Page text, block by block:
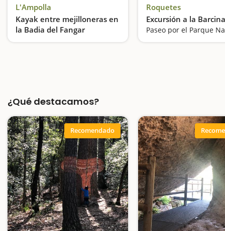
L'Ampolla
Kayak entre mejilloneras en
la Badia del Fangar
Remo relajante en l'Ampolla
Roquetes
Excursión a la Barcina
¿Qué destacamos?
Recomendado